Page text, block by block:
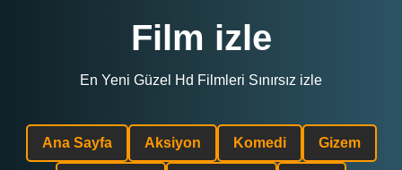
Film izle
En Yeni Güzel Hd Filmleri Sınırsız izle
Ana Sayfa Aksiyon Komedi Gizem